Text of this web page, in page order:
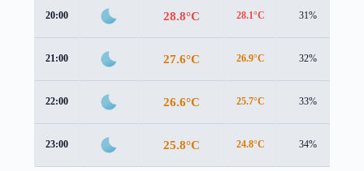
20:00 28.8°C 28.1°C 31%
21:00 27.6°C 26.9°C 32%
22:00 26.6°C 25.7°C 33%
23:00 25.8°C 24.8°C 34%